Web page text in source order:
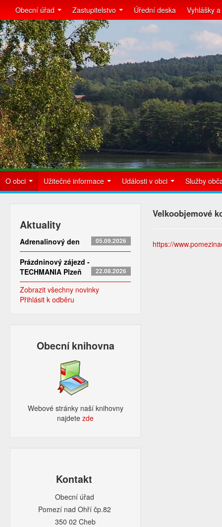
Obecní úřad Zastupitelstvo Úřední deska Vyhlášky
O obci Užitečné informace Události v obci Služby
Aktuality
Adrenalinový den 05.09.2026
Prázdninový zájezd -
TECHMANIA Plzeň
22.08.2026
Zobrazit všechny novinky
Přihlásit k odběru
Obecní knihovna
Webové stránky naší knihovny
najdetezde​
Kontakt
Obecní úřad
Pomezí nad Ohří čp.82
350 02 Cheb
Velkoobjemové
https://